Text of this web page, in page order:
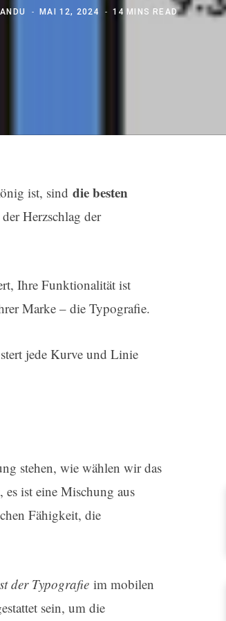
MAI 12, 2024 14 MINS READ
ist, sind die besten
Herzschlag der
Ihre Funktionalität ist
Marke – die Typografie.
jede Kurve und Linie
stehen, wie wählen wir das
ist eine Mischung aus
Fähigkeit, die
der Typografieim mobilen
sein, um die